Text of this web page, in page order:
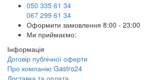
050 335 61 34
067 299 61 34
Оформити замовлення 8:00 - 23:00
Ми приймаємо:
Інформація
Договір публічної оферти
Про компанію Gastro24
Доставка та оплата